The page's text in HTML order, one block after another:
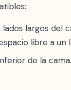
largos del
libre a un
de la